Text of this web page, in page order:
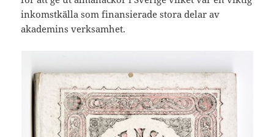
inkomstkälla som finansierade stora delar av
akademins verksamhet.